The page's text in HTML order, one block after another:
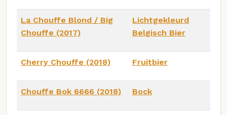
La Chouffe Blond / Big
Chouffe (2017)
Lichtgekleurd
Belgisch Bier
Cherry Chouffe (2018) Fruitbier
Chouffe Bok 6666 (2018) Bock